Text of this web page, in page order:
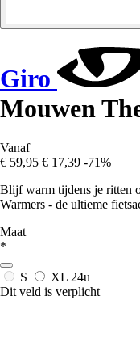
Giro
Mouwen
Vanaf
€ 59,95 € 17,39 -71%
Blijf warm tijdens je ritten
Warmers - de ultieme
Maat
*
S XL 24u
Dit veld is verplicht